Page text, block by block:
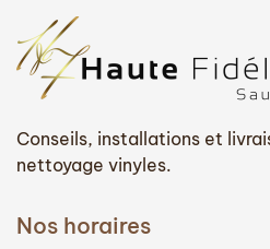
Conseils, installations et
nettoyage vinyles.
Nos horaires